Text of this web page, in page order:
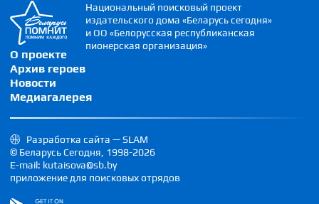
О проекте
Архив героев
Новости
Медиагалерея
Национальный поисковый проект
издательского дома «Беларусь сегодня»
и ОО «Белорусская республиканская
пионерская организация»
Разработка сайта — SLAM
© Беларусь Сегодня, 1998-2026
E-mail: kutaisova@sb.by
приложение для поисковых отрядов